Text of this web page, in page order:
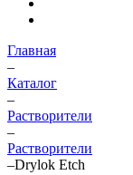
Главная
–
Каталог
–
Растворители
–
Растворители
–Drylok Etch